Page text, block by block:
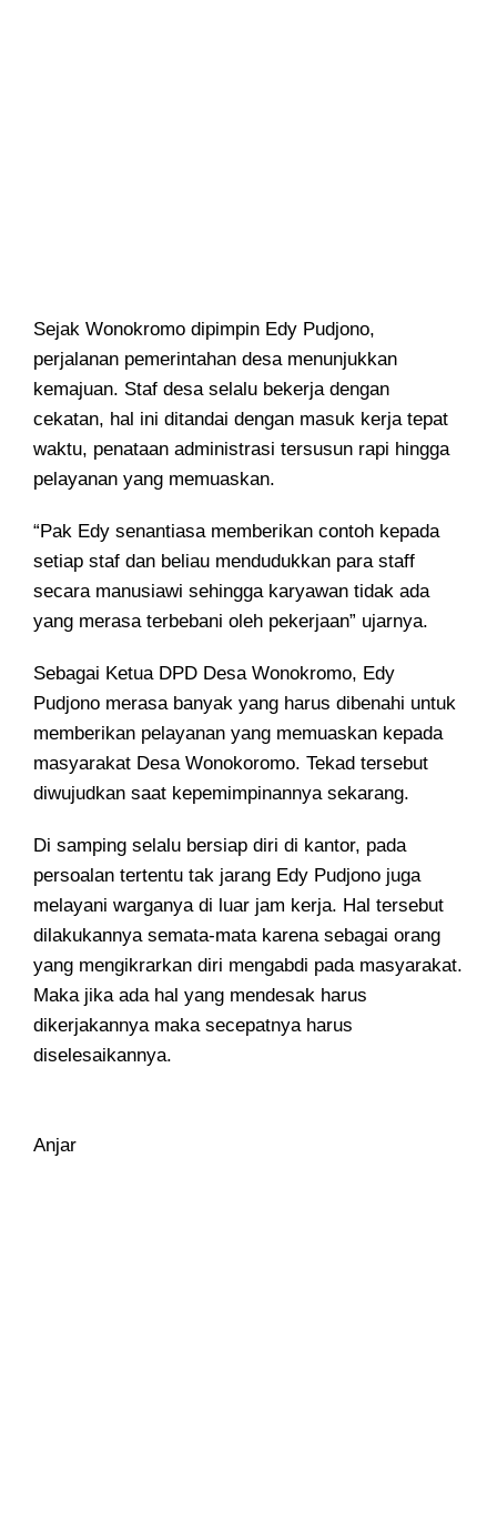
Sejak Wonokromo dipimpin Edy Pudjono,
perjalanan pemerintahan desa menunjukkan
kemajuan. Staf desa selalu bekerja dengan
cekatan, hal ini ditandai dengan masuk kerja tepat
waktu, penataan administrasi tersusun rapi hingga
pelayanan yang memuaskan.
“Pak Edy senantiasa memberikan contoh kepada
setiap staf dan beliau mendudukkan para staff
secara manusiawi sehingga karyawan tidak ada
yang merasa terbebani oleh pekerjaan” ujarnya.
Sebagai Ketua DPD Desa Wonokromo, Edy
Pudjono merasa banyak yang harus dibenahi untuk
memberikan pelayanan yang memuaskan kepada
masyarakat Desa Wonokoromo. Tekad tersebut
diwujudkan saat kepemimpinannya sekarang.
Di samping selalu bersiap diri di kantor, pada
persoalan tertentu tak jarang Edy Pudjono juga
melayani warganya di luar jam kerja. Hal tersebut
dilakukannya semata-mata karena sebagai orang
yang mengikrarkan diri mengabdi pada masyarakat.
Maka jika ada hal yang mendesak harus
dikerjakannya maka secepatnya harus
diselesaikannya.
Anjar